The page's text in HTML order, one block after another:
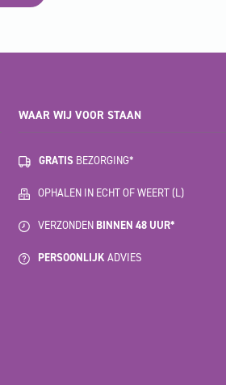
WAAR WIJ VOOR STAAN
GRATIS BEZORGING*
OPHALEN IN ECHT OF WEERT (L)
VERZONDEN BINNEN 48 UUR*
PERSOONLIJKADVIES